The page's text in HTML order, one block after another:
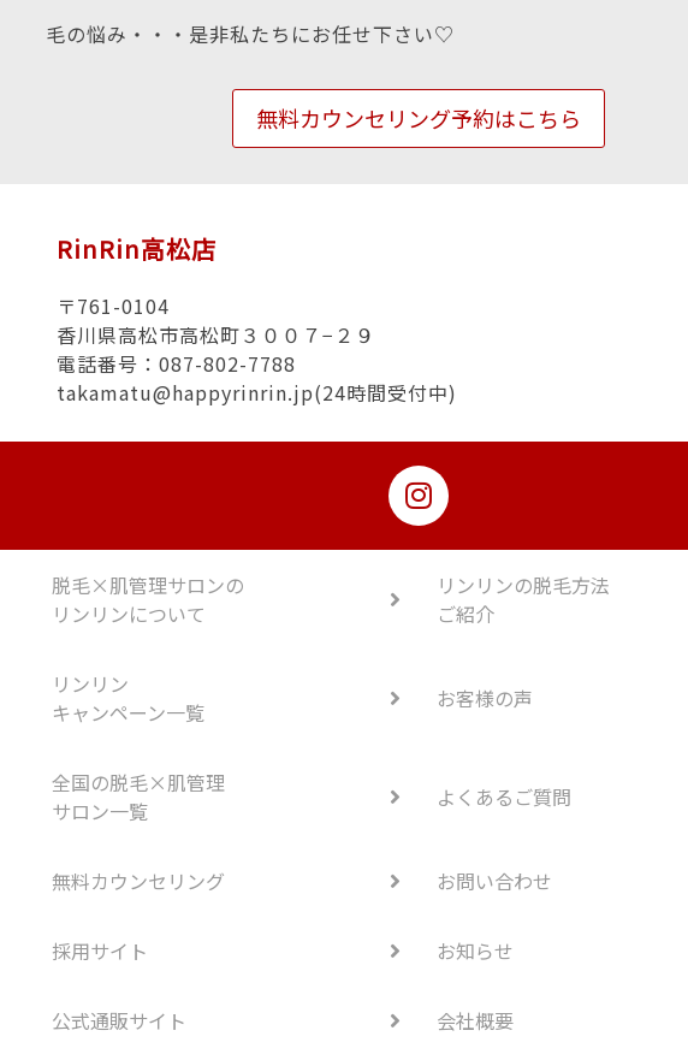
毛の悩み・・・是非私たちにお任せ下さい♡
無料カウンセリング予約はこちら
RinRin高松店
〒761-0104
香川県高松市高松町３００７−２９
電話番号：087-802-7788
takamatu@happyrinrin.jp(24時間受付中)
脱毛×肌管理サロンの
リンリンについて
リンリンの脱毛方法
ご紹介
リンリン
キャンペーン一覧
お客様の声
全国の脱毛×肌管理
サロン一覧
よくあるご質問
無料カウンセリング お問い合わせ
採用サイト お知らせ
公式通販サイト 会社概要